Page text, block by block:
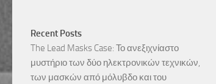
Recent Posts
The Lead Masks Case: Το ανεξιχνίαστο
μυστήριο των δύο ηλεκτρονικών τεχνικών,
των μασκών από μόλυβδο και του